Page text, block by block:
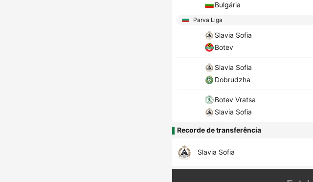
Bulgária
Parva Liga
Slavia Sofia
Botev
Slavia Sofia
Dobrudzha
Botev Vratsa
Slavia Sofia
Recorde de transferência
Slavia Sofia